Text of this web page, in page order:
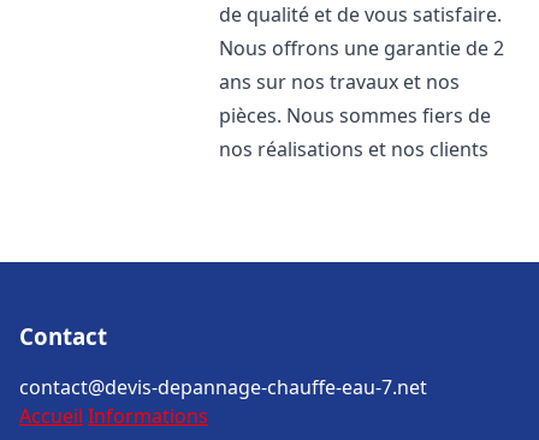
de qualité et de vous satisfaire.
Nous offrons une garantie de 2
ans sur nos travaux et nos
pièces. Nous sommes fiers de
nos réalisations et nos clients
Contact
contact@devis-depannage-chauffe-eau-7.net
Accueil Informations